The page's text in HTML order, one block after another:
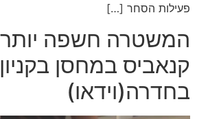
פעילות הסחר […]
קנאביס במחסן בקניון
בחדרה(וידאו)